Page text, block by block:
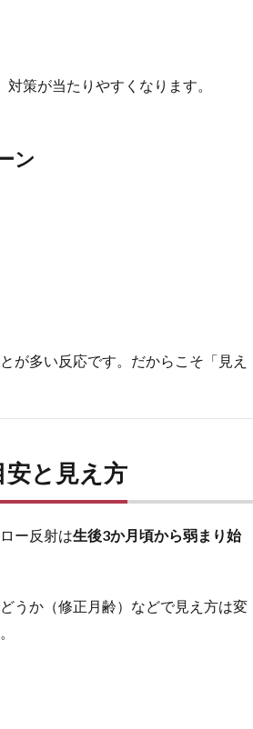
策が当たりやすくなります。
ン
が多い反応です。だからこそ「見え
と見え方
ー反射は生後3か月頃から弱まり始
うか（修正月齢）などで見え方は変